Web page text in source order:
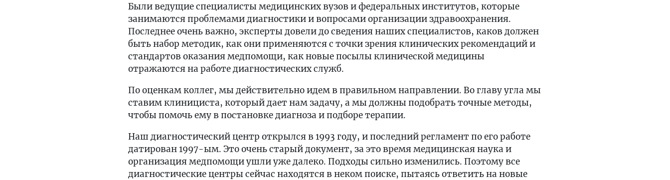
Были ведущие специалисты медицинских вузов и федеральных институтов, которые
занимаются проблемами диагностики и вопросами организации здравоохранения.
Последнее очень важно, эксперты довели до сведения наших специалистов, каков должен
быть набор методик, как они применяются с точки зрения клинических рекомендаций и
стандартов оказания медпомощи, как новые посылы клинической медицины
отражаются на работе диагностических служб.
По оценкам коллег, мы действительно идем в правильном направлении. Во главу угла мы
ставим клинициста, который дает нам задачу, а мы должны подобрать точные методы,
чтобы помочь ему в постановке диагноза и подборе терапии.
Наш диагностический центр открылся в 1993 году, и последний регламент по его работе
датирован 1997-ым. Это очень старый документ, за это время медицинская наука и
организация медпомощи ушли уже далеко. Подходы сильно изменились. Поэтому все
диагностические центры сейчас находятся в неком поиске, пытаясь ответить на новые